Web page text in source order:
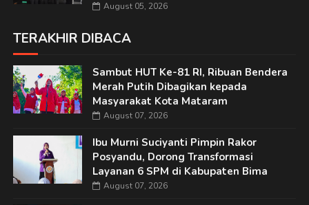
August 05, 2026
TERAKHIR DIBACA
Sambut HUT Ke-81 RI, Ribuan Bendera
Merah Putih Dibagikan kepada
Masyarakat Kota Mataram
August 07, 2026
Ibu Murni Suciyanti Pimpin Rakor
Posyandu, Dorong Transformasi
Layanan 6 SPM di Kabupaten Bima
August 07, 2026